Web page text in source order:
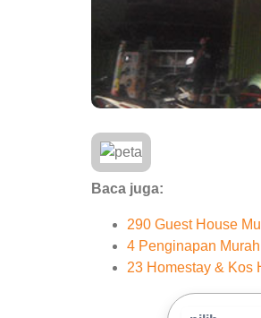
Baca juga:
290 Guest House
4 Penginapan
23 Homestay & Kos